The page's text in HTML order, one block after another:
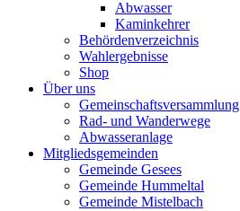
Abwasser
Kaminkehrer
Behördenverzeichnis
Wahlergebnisse
Shop
Über uns
Gemeinschaftsversammlung
Rad- und Wanderwege
Abwasseranlage
Mitgliedsgemeinden
Gemeinde Gesees
Gemeinde Hummeltal
Gemeinde Mistelbach